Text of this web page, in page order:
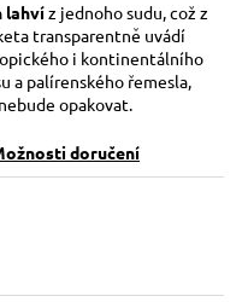
lahvíz jednoho sudu,což z
transparentně uvádí
i kontinentálního
a palírenského řemesla,
opakovat.
doručení